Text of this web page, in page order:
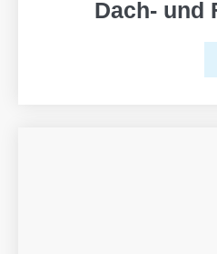
Dach- und